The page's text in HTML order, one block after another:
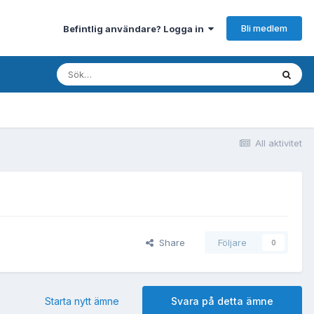
Befintlig användare? Logga in Bli medlem
All aktivitet
Share Följare 0
Svara på detta ämne
Starta nytt ämne